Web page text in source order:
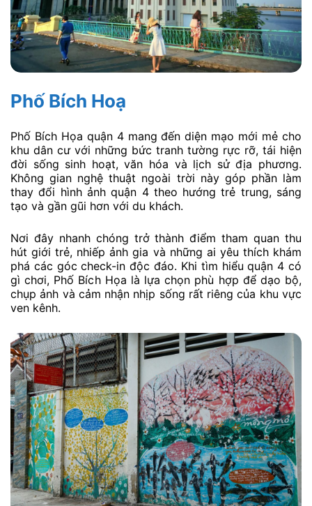
Phố Bích Hoạ
Phố Bích Họa quận 4 mang đến diện mạo mới mẻ cho
khu dân cư với những bức tranh tường rực rỡ, tái hiện
đời sống sinh hoạt, văn hóa và lịch sử địa phương.
Không gian nghệ thuật ngoài trời này góp phần làm
thay đổi hình ảnh quận 4 theo hướng trẻ trung, sáng
tạo và gần gũi hơn với du khách.
Nơi đây nhanh chóng trở thành điểm tham quan thu
hút giới trẻ, nhiếp ảnh gia và những ai yêu thích khám
phá các góc check-in độc đáo. Khi tìm hiểu quận 4 có
gì chơi, Phố Bích Họa là lựa chọn phù hợp để dạo bộ,
chụp ảnh và cảm nhận nhịp sống rất riêng của khu vực
ven kênh.